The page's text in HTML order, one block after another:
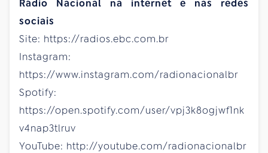
Rádio Nacional na internet e nas redes
sociais
Site: https://radios.ebc.com.br
Instagram:
https://www.instagram.com/radionacionalbr
Spotify:
https://open.spotify.com/user/vpj3k8ogjwf1nk
v4nap3tlruv
YouTube: http://youtube.com/radionacionalbr